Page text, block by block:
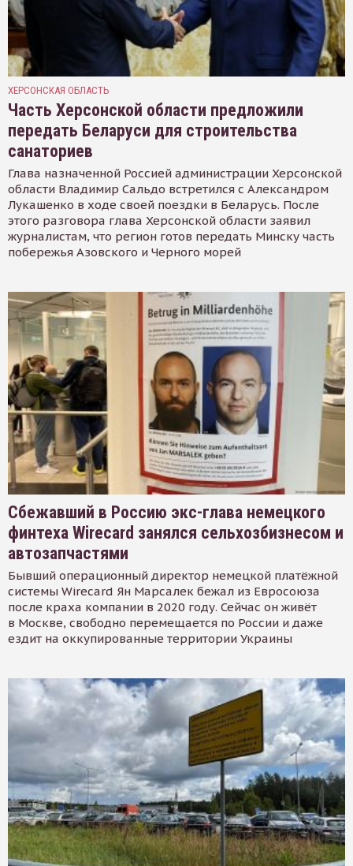
ХЕРСОНСКАЯ ОБЛАСТЬ
Часть Херсонской области предложили
передать Беларуси для строительства
санаториев
Глава назначенной Россией администрации Херсонской
области Владимир Сальдо встретился с Александром
Лукашенко в ходе своей поездки в Беларусь. После
этого разговора глава Херсонской области заявил
журналистам, что регион готов передать Минску часть
побережья Азовского и Черного морей
Сбежавший в Россию экс-глава немецкого
финтеха Wirecard занялся сельхозбизнесом и
автозапчастями
Бывший операционный директор немецкой платёжной
системы Wirecard Ян Марсалек бежал из Евросоюза
после краха компании в 2020 году. Сейчас он живёт
в Москве, свободно перемещается по России и даже
ездит на оккупированные территории Украины